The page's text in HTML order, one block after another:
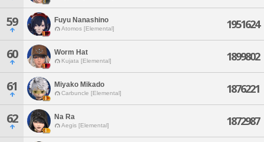
59 Fuyu Nanashino
Atomos [Elemental] 1951624
60 Worm Hat
Kujata [Elemental] 1899802
61 Miyako Mikado
Carbuncle [Elemental] 1876221
62 Na Ra
Aegis [Elemental] 1872987